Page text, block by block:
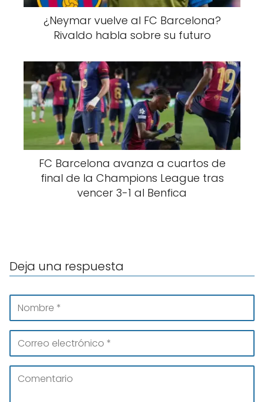
¿Neymar vuelve al FC Barcelona?
Rivaldo habla sobre su futuro
FC Barcelona avanza a cuartos de
final de la Champions League tras
vencer 3-1 al Benfica
Deja una respuesta